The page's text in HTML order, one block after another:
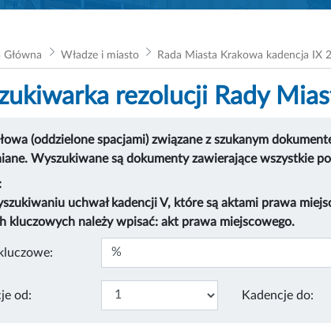
Władze i miasto Rada Miasta Krakowa kadencja IX
rezolucji Rady
(oddzielone spacjami) związane z szukanym
Wyszukiwane są dokumenty zawierające wszystkie
uchwał kadencji V, które są aktami prawa
kluczowych należy wpisać: akt prawa miejscowego.
od: Kadencje do: